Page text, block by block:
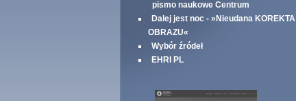
pismo naukowe Centrum
Dalej jest noc - »Nieudana KOREKTA
OBRAZU«
Wybór źródeł
EHRI PL